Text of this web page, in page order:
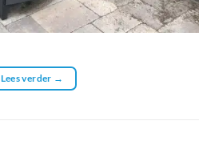
Lees verder →